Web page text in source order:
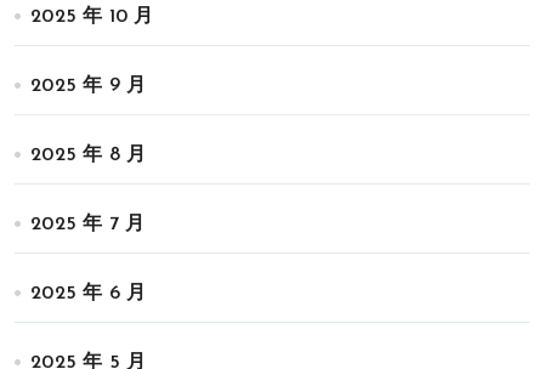
2025 年 10 月
2025 年 9 月
2025 年 8 月
2025 年 7 月
2025 年 6 月
2025 年 5 月